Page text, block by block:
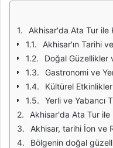
Akhisar'da Ata Tur ile
Akhisar'ın Tarihi
Doğal Güzellikler
Gastronomi ve
Kültürel
Yerli ve Yabancı
Akhisar'da Ata Tur ile Keşif Zamanı, bölgenin tarihi ve kültürel zenginliklerini keşfetmek için eşsiz bir fırsat sunuyor. Tur,
Akhisar, tarihi İon ve Roma dönemlerine kadar uzanan zengin bir geçmişe sahiptir. Bu tarih boyunca pek çok medeniyete ev sahipliği yapan şehir, günümüzdeki gezginlere tarihi
Bölgenin doğal güzellikleri de keşif turunun önemli bir parçasını oluşturuyor. Akhisar'ın eşsiz manzaraları, yeşil alanları ve doğal